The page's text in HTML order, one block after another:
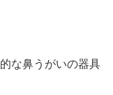
な鼻うがいの器具